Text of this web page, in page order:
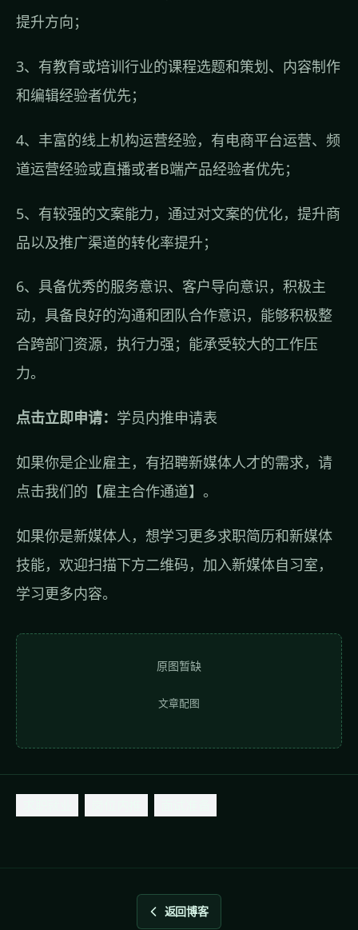
提升方向；
3、有教育或培训行业的课程选题和策划、内容制作
和编辑经验者优先；
4、丰富的线上机构运营经验，有电商平台运营、频
道运营经验或直播或者B端产品经验者优先；
5、有较强的文案能力，通过对文案的优化，提升商
品以及推广渠道的转化率提升；
6、具备优秀的服务意识、客户导向意识，积极主
动，具备良好的沟通和团队合作意识，能够积极整
合跨部门资源，执行力强；能承受较大的工作压
力。
点击立即申请： 学员内推申请表
如果你是企业雇主，有招聘新媒体人才的需求，请
点击我们的【雇主合作通道】。
如果你是新媒体人，想学习更多求职简历和新媒体
技能，欢迎扫描下方二维码，加入新媒体自习室，
学习更多内容。
原图暂缺
文章配图
返回博客